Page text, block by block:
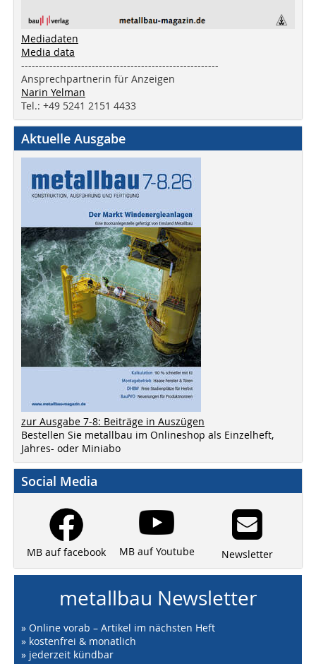
Mediadaten
Media data
--------------------------------------------------------
Ansprechpartnerin für Anzeigen
Narin Yelman
Tel.: +49 5241 2151 4433
Aktuelle Ausgabe
zur Ausgabe 7-8: Beiträge in Auszügen
Bestellen Sie metallbau im Onlineshop als Einzelheft,
Jahres- oder Miniabo
Social Media
MB auf facebook MB auf Youtube Newsletter
metallbau Newsletter
» Online vorab – Artikel im nächsten Heft
» kostenfrei & monatlich
» jederzeit kündbar